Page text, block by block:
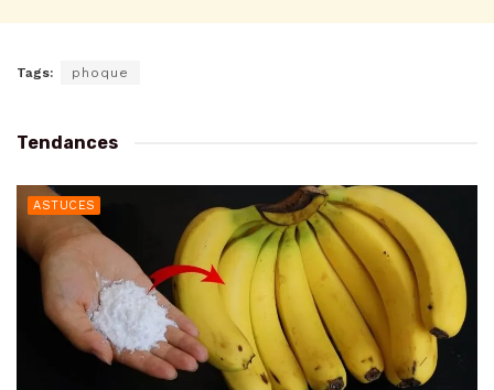
Tags: phoque
Tendances
ASTUCES